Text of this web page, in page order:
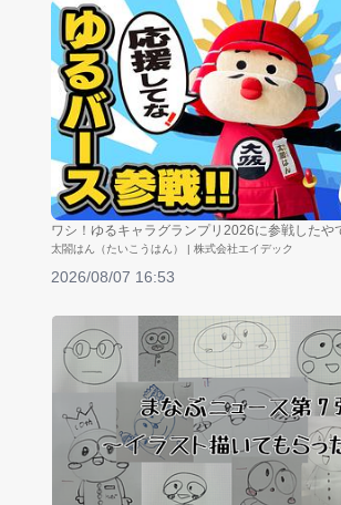
ワシ！ゆるキャラグランプリ2026に参戦したや
太閤はん（たいこうはん） | 株式会社エイデック
2026/08/07 16:53